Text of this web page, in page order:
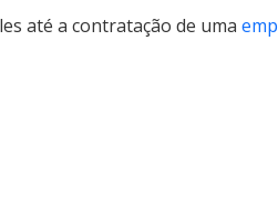
até a contratação de uma